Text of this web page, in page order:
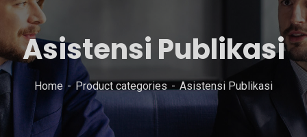
Asistensi Publikasi
Home Product categories Asistensi Publikasi